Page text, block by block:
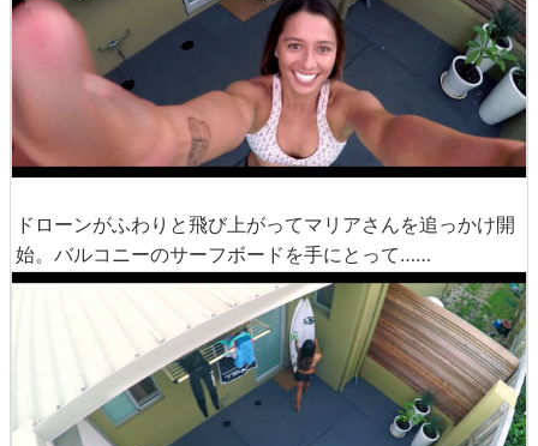
ドローンがふわりと飛び上がってマリアさんを追っかけ開
始。バルコニーのサーフボードを手にとって……